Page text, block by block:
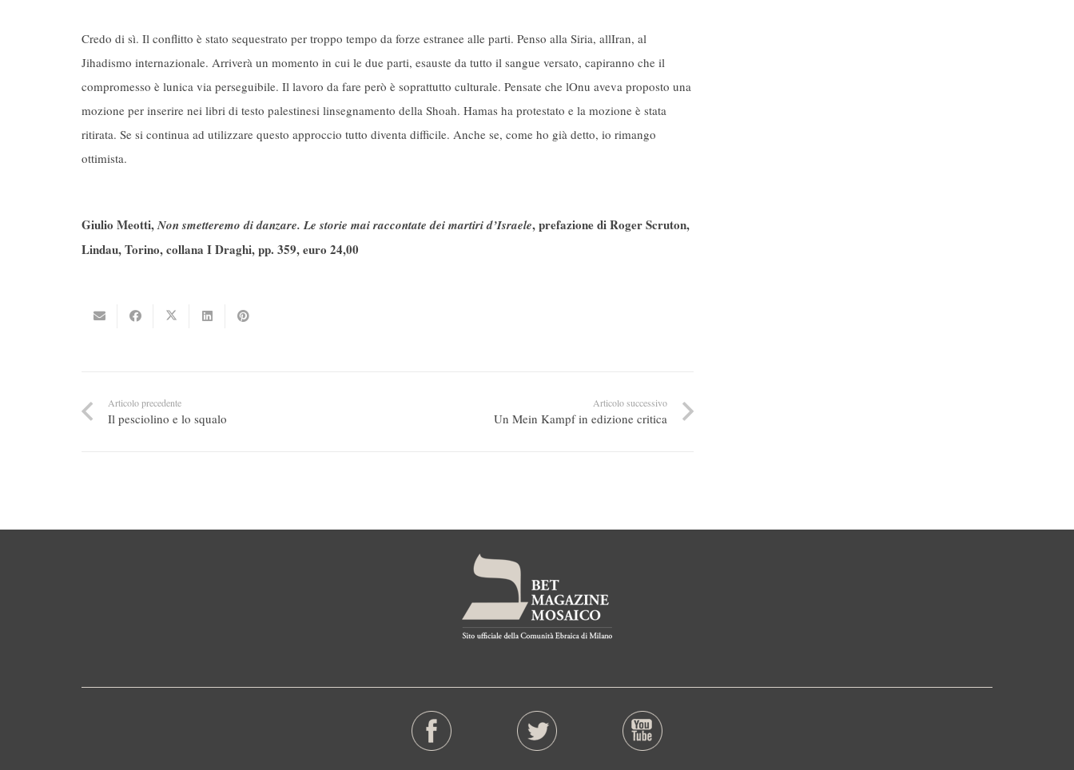
Credo di sì. Il conflitto è stato sequestrato per troppo tempo da forze estranee alle parti. Penso alla Siria, allIran, al
Jihadismo internazionale. Arriverà un momento in cui le due parti, esauste da tutto il sangue versato, capiranno che il
compromesso è lunica via perseguibile. Il lavoro da fare però è soprattutto culturale. Pensate che lOnu aveva proposto una
mozione per inserire nei libri di testo palestinesi linsegnamento della Shoah. Hamas ha protestato e la mozione è stata
ritirata. Se si continua ad utilizzare questo approccio tutto diventa difficile. Anche se, come ho già detto, io rimango
ottimista.
Giulio Meotti,Non smetteremo di danzare. Le storie mai raccontate dei martiri d’Israele, prefazione di Roger Scruton,
Lindau, Torino, collana I Draghi, pp. 359, euro 24,00
Articolo precedente
Il pesciolino e lo squalo
Articolo successivo
Un Mein Kampf in edizione critica